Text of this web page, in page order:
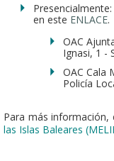
en este ENLACE.
OAC
Ignasi, 1 -
OAC Cala
Policía
Para más información,
las Islas Baleares